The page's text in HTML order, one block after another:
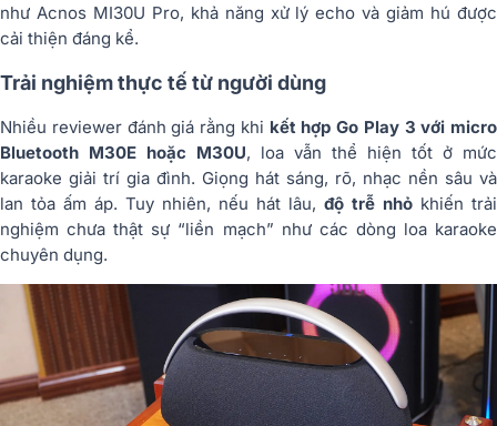
như Acnos MI30U Pro, khả năng xử lý echo và giảm hú được
cải thiện đáng kể.
Trải nghiệm thực tế từ người dùng
Nhiều reviewer đánh giá rằng khi kết hợp Go Play 3 với micro
Bluetooth M30E hoặc M30U, loa vẫn thể hiện tốt ở mức
karaoke giải trí gia đình. Giọng hát sáng, rõ, nhạc nền sâu và
lan tỏa ấm áp. Tuy nhiên, nếu hát lâu, độ trễ nhỏ khiến trải
nghiệm chưa thật sự “liền mạch” như các dòng loa karaoke
chuyên dụng.